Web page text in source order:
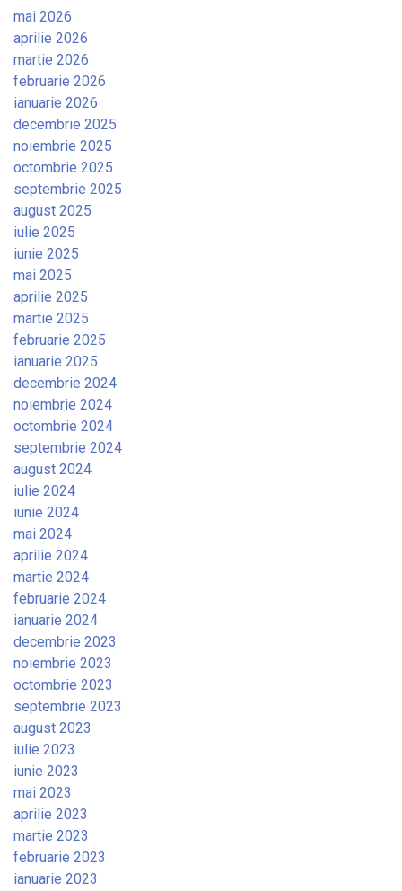
mai 2026
aprilie 2026
martie 2026
februarie 2026
ianuarie 2026
decembrie 2025
noiembrie 2025
octombrie 2025
septembrie 2025
august 2025
iulie 2025
iunie 2025
mai 2025
aprilie 2025
martie 2025
februarie 2025
ianuarie 2025
decembrie 2024
noiembrie 2024
octombrie 2024
septembrie 2024
august 2024
iulie 2024
iunie 2024
mai 2024
aprilie 2024
martie 2024
februarie 2024
ianuarie 2024
decembrie 2023
noiembrie 2023
octombrie 2023
septembrie 2023
august 2023
iulie 2023
iunie 2023
mai 2023
aprilie 2023
martie 2023
februarie 2023
ianuarie 2023